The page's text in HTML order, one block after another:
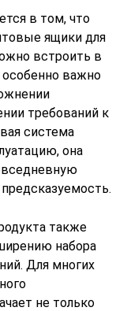
в том, что
ящики для
встроить в
важно
требований к
система
она
также
набора
Для многих
не только